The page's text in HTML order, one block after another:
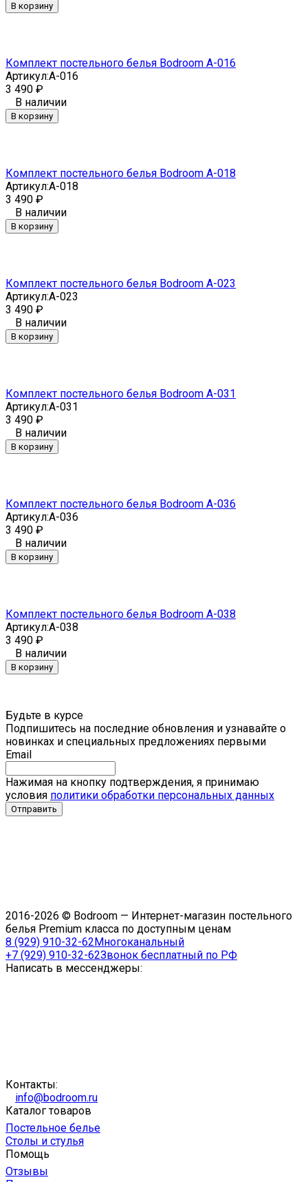
В корзину
Комплект постельного белья Bodroom A-016
Артикул:A-016
3 490 ₽
В наличии
В корзину
Комплект постельного белья Bodroom A-018
Артикул:A-018
3 490 ₽
В наличии
В корзину
Комплект постельного белья Bodroom A-023
Артикул:A-023
3 490 ₽
В наличии
В корзину
Комплект постельного белья Bodroom A-031
Артикул:A-031
3 490 ₽
В наличии
В корзину
Комплект постельного белья Bodroom A-036
Артикул:A-036
3 490 ₽
В наличии
В корзину
Комплект постельного белья Bodroom A-038
Артикул:A-038
3 490 ₽
В наличии
В корзину
Будьте в курсе
Подпишитесь на последние обновления и узнавайте о
новинках и специальных предложениях первыми
Email
Нажимая на кнопку подтверждения, я принимаю
условия политики обработки персональных данных
2016-2026 © Bodroom — Интернет-магазин постельного
белья Premium класса по доступным ценам
8 (929) 910-32-62 Многоканальный
+7 (929) 910-32-62Звонок бесплатный по РФ
Написать в мессенджеры:
Контакты:
info@bodroom.ru
Каталог товаров
Постельное белье
Столы и стулья
Помощь
Отзывы